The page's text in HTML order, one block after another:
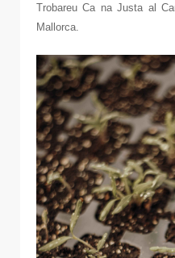
Trobareu Ca na Justa al
Mallorca.